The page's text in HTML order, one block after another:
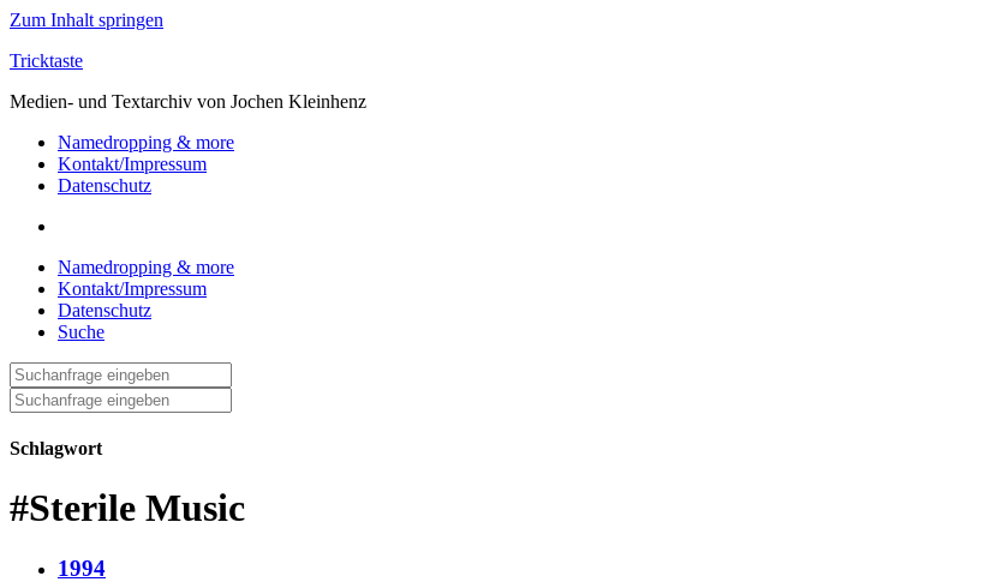
Zum Inhalt springen
Tricktaste
Medien- und Textarchiv von Jochen Kleinhenz
Namedropping & more
Kontakt/Impressum
Datenschutz
Namedropping & more
Kontakt/Impressum
Datenschutz
Suche
Suche
nach:
Suche
nach:
Schlagwort
#Sterile Music
1994